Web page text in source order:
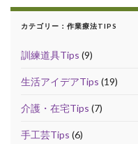
カテゴリー：作業療法TIPS
訓練道具Tips (9)
生活アイデアTips (19)
介護・在宅Tips (7)
手工芸Tips (6)